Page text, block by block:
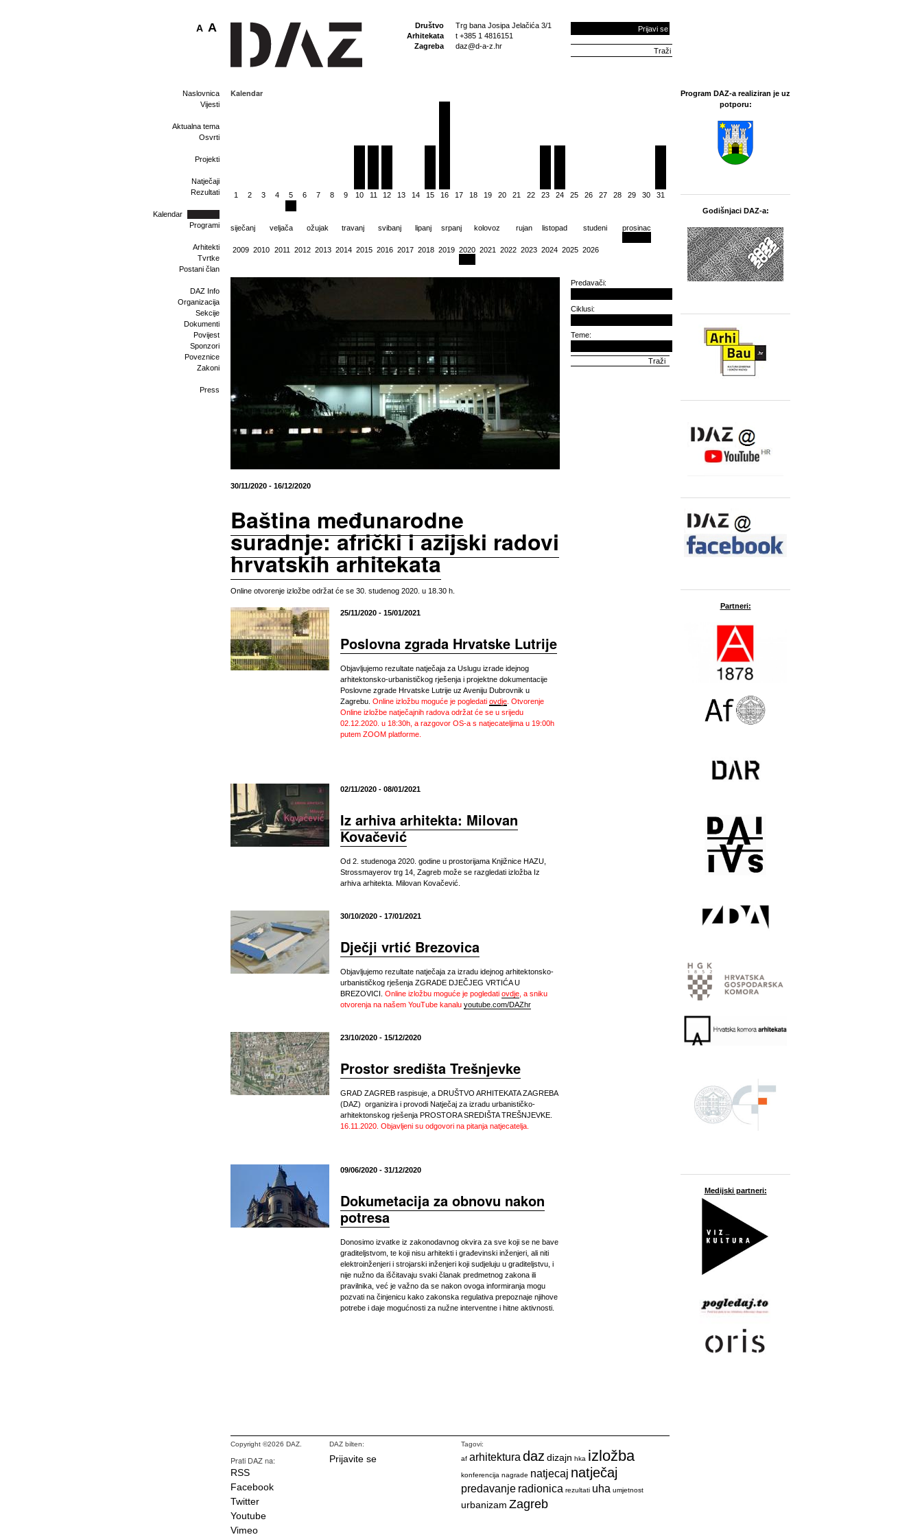
Društvo
Arhitekata
Zagreba
Trg bana Josipa Jelačića 3/1
t +385 1 4816151
daz@d-a-z.hr
Prijavi se
A A
Naslovnica
Vijesti
Aktualna tema
Osvrti
Projekti
Natječaji
Rezultati
Kalendar
Programi
Arhitekti
Tvrtke
Postani član
DAZ Info
Organizacija
Sekcije
Dokumenti
Povijest
Sponzori
Poveznice
Zakoni
Press
Kalendar
1 2 3 4 5 6 7 8 9 10 11 12 13 14 15 16 17 18 19 20 21 22 23 24 25 26 27 28 29 30 31
siječanj veljača ožujak travanj svibanj lipanj srpanj kolovoz rujan listopad studeni prosinac
2009 2010 2011 2012 2013 2014 2015 2016 2017 2018 2019 2020 2021 2022 2023 2024 2025 2026
30/11/2020 - 16/12/2020
Baština međunarodne
suradnje: afrički i azijski radovi
hrvatskih arhitekata
Online otvorenje izložbe održat će se 30. studenog 2020. u 18.30 h.
25/11/2020 - 15/01/2021
Poslovna zgrada Hrvatske Lutrije
Objavljujemo rezultate natječaja za Uslugu izrade idejnog
arhitektonsko-urbanističkog rješenja i projektne dokumentacije
Poslovne zgrade Hrvatske Lutrije uz Aveniju Dubrovnik u
Zagrebu. Online izložbu moguće je pogledati ovdje Otvorenje
Online izložbe natječajnih radova održat će se u srijedu
02.12.2020. u 18:30h, a razgovor OS-a s natjecateljima u 19:00h
putem ZOOM platforme.
02/11/2020 - 08/01/2021
Iz arhiva arhitekta: Milovan
Kovačević
Od 2. studenoga 2020. godine u prostorijama Knjižnice HAZU,
Strossmayerov trg 14, Zagreb može se razgledati izložba Iz
arhiva arhitekta. Milovan Kovačević.
30/10/2020 - 17/01/2021
Dječji vrtić Brezovica
Objavljujemo rezultate natječaja za izradu idejnog arhitektonsko-
urbanističkog rješenja ZGRADE DJEČJEG VRTIĆA U
BREZOVICI. Online izložbu moguće je pogledati ovdje , a sniku
otvorenja na našem YouTube kanalu youtube.com/DAZhr
23/10/2020 - 15/12/2020
Prostor središta Trešnjevke
GRAD ZAGREB raspisuje, a DRUŠTVO ARHITEKATA ZAGREBA
(DAZ) organizira i provodi Natječaj za izradu urbanističko-
arhitektonskog rješenja PROSTORA SREDIŠTA TREŠNJEVKE.
16.11.2020. Objavljeni su odgovori na pitanja natjecatelja.
09/06/2020 - 31/12/2020
Dokumetacija za obnovu nakon
potresa
Donosimo izvatke iz zakonodavnog okvira za sve koji se ne bave
graditeljstvom, te koji nisu arhitekti i građevinski inženjeri, ali niti
elektroinženjeri i strojarski inženjeri koji sudjeluju u graditeljstvu, i
nije nužno da iščitavaju svaki članak predmetnog zakona ili
pravilnika, već je važno da se nakon ovoga informiranja mogu
pozvati na činjenicu kako zakonska regulativa prepoznaje njihove
potrebe i daje mogućnosti za nužne interventne i hitne aktivnosti.
Predavači:
Ciklusi:
Teme:
Program DAZ-a realiziran je uz
potporu:
Godišnjaci DAZ-a:
Partneri:
Medijski partneri:
Copyright ©2026 DAZ.
Prati DAZ na:
RSS
Facebook
Twitter
Youtube
Vimeo
DAZ bilten:
Prijavite se
Tagovi:
af arhitektura daz dizajn hka izložba
konferencija nagrade natjecaj natječaj
predavanje radionica rezultati uha umjetnost
urbanizam Zagreb